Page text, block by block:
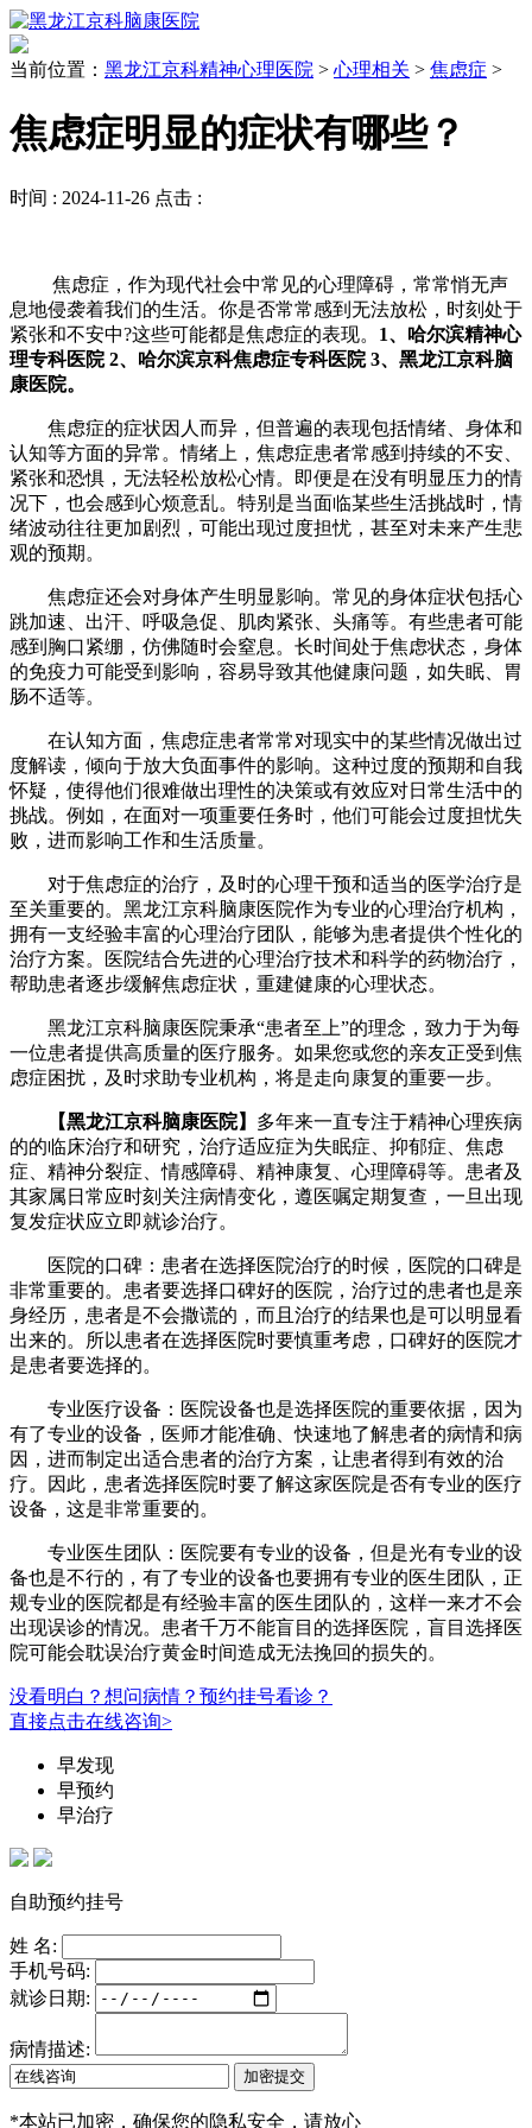
当前位置： 黑龙江京科精神心理医院 > 心理相关 > 焦虑症 >
焦虑症明显的症状有哪些？
时间 : 2024-11-26 点击 :
焦虑症，作为现代社会中常见的心理障碍，常常悄无声
息地侵袭着我们的生活。你是否常常感到无法放松，时刻处于
紧张和不安中?这些可能都是焦虑症的表现。 1、哈尔滨精神心
理专科医院 2、哈尔滨京科焦虑症专科医院 3、黑龙江京科脑
康医院。
焦虑症的症状因人而异，但普遍的表现包括情绪、身体和
认知等方面的异常。情绪上，焦虑症患者常感到持续的不安、
紧张和恐惧，无法轻松放松心情。即便是在没有明显压力的情
况下，也会感到心烦意乱。特别是当面临某些生活挑战时，情
绪波动往往更加剧烈，可能出现过度担忧，甚至对未来产生悲
观的预期。
焦虑症还会对身体产生明显影响。常见的身体症状包括心
跳加速、出汗、呼吸急促、肌肉紧张、头痛等。有些患者可能
感到胸口紧绷，仿佛随时会窒息。长时间处于焦虑状态，身体
的免疫力可能受到影响，容易导致其他健康问题，如失眠、胃
肠不适等。
在认知方面，焦虑症患者常常对现实中的某些情况做出过
度解读，倾向于放大负面事件的影响。这种过度的预期和自我
怀疑，使得他们很难做出理性的决策或有效应对日常生活中的
挑战。例如，在面对一项重要任务时，他们可能会过度担忧失
败，进而影响工作和生活质量。
对于焦虑症的治疗，及时的心理干预和适当的医学治疗是
至关重要的。黑龙江京科脑康医院作为专业的心理治疗机构，
拥有一支经验丰富的心理治疗团队，能够为患者提供个性化的
治疗方案。医院结合先进的心理治疗技术和科学的药物治疗，
帮助患者逐步缓解焦虑症状，重建健康的心理状态。
黑龙江京科脑康医院秉承“患者至上”的理念，致力于为每
一位患者提供高质量的医疗服务。如果您或您的亲友正受到焦
虑症困扰，及时求助专业机构，将是走向康复的重要一步。
【黑龙江京科脑康医院】 多年来一直专注于精神心理疾病
的的临床治疗和研究，治疗适应症为失眠症、抑郁症、焦虑
症、精神分裂症、情感障碍、精神康复、心理障碍等。患者及
其家属日常应时刻关注病情变化，遵医嘱定期复查，一旦出现
复发症状应立即就诊治疗。
医院的口碑：患者在选择医院治疗的时候，医院的口碑是
非常重要的。患者要选择口碑好的医院，治疗过的患者也是亲
身经历，患者是不会撒谎的，而且治疗的结果也是可以明显看
出来的。所以患者在选择医院时要慎重考虑，口碑好的医院才
是患者要选择的。
专业医疗设备：医院设备也是选择医院的重要依据，因为
有了专业的设备，医师才能准确、快速地了解患者的病情和病
因，进而制定出适合患者的治疗方案，让患者得到有效的治
疗。因此，患者选择医院时要了解这家医院是否有专业的医疗
设备，这是非常重要的。
专业医生团队：医院要有专业的设备，但是光有专业的设
备也是不行的，有了专业的设备也要拥有专业的医生团队，正
规专业的医院都是有经验丰富的医生团队的，这样一来才不会
出现误诊的情况。患者千万不能盲目的选择医院，盲目选择医
院可能会耽误治疗黄金时间造成无法挽回的损失的。
没看明白？想问病情？预约挂号看诊？
直接点击在线咨询>
早发现
早预约
早治疗
自助预约挂号
姓 名:
手机号码:
就诊日期:
病情描述:
*本站已加密，确保您的隐私安全，请放心